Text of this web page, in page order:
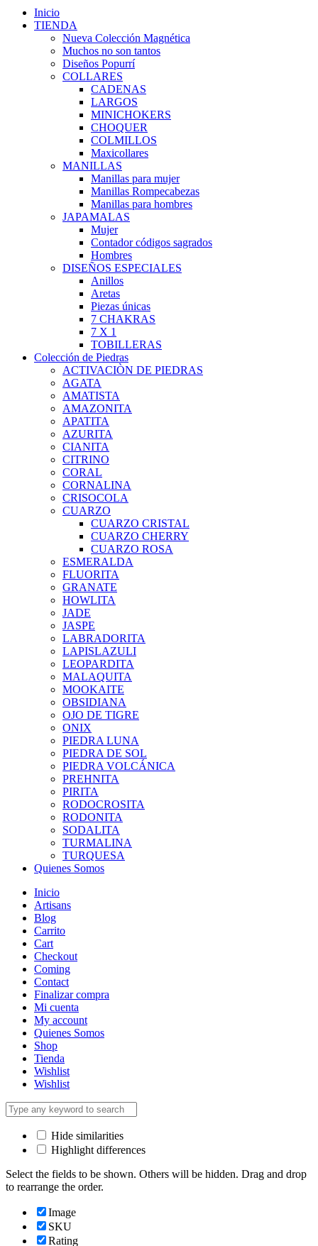
Inicio
TIENDA
Nueva Colección Magnética
Muchos no son tantos
Diseños Popurrí
COLLARES
CADENAS
LARGOS
MINICHOKERS
CHOQUER
COLMILLOS
Maxicollares
MANILLAS
Manillas para mujer
Manillas Rompecabezas
Manillas para hombres
JAPAMALAS
Mujer
Contador códigos sagrados
Hombres
DISEÑOS ESPECIALES
Anillos
Aretas
Piezas únicas
7 CHAKRAS
7 X 1
TOBILLERAS
Colección de Piedras
ACTIVACIÒN DE PIEDRAS
AGATA
AMATISTA
AMAZONITA
APATITA
AZURITA
CIANITA
CITRINO
CORAL
CORNALINA
CRISOCOLA
CUARZO
CUARZO CRISTAL
CUARZO CHERRY
CUARZO ROSA
ESMERALDA
FLUORITA
GRANATE
HOWLITA
JADE
JASPE
LABRADORITA
LAPISLAZULI
LEOPARDITA
MALAQUITA
MOOKAITE
OBSIDIANA
OJO DE TIGRE
ONIX
PIEDRA LUNA
PIEDRA DE SOL
PIEDRA VOLCÁNICA
PREHNITA
PIRITA
RODOCROSITA
RODONITA
SODALITA
TURMALINA
TURQUESA
Quienes Somos
Inicio
Artisans
Blog
Carrito
Cart
Checkout
Coming
Contact
Finalizar compra
Mi cuenta
My account
Quienes Somos
Shop
Tienda
Wishlist
Wishlist
Hide similarities
Highlight differences
Select the fields to be shown. Others will be hidden. Drag and drop
to rearrange the order.
Image
SKU
Rating